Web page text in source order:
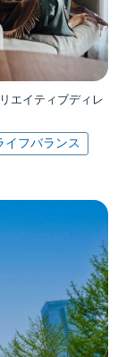
エイティブディレ
イフバランス